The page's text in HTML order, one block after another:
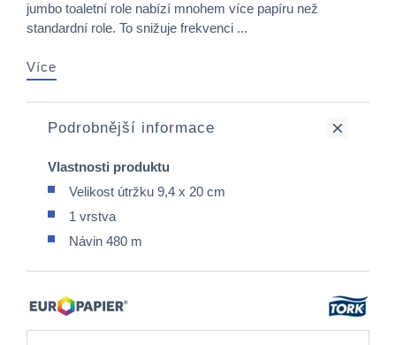
jumbo toaletní role nabízí mnohem více papíru než
standardní role. To snižuje frekvenci ...
Více
Podrobnější informace
Vlastnosti produktu
Velikost útržku 9,4 x 20 cm
1 vrstva
Návin 480 m